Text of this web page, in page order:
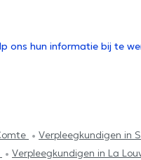
ons hun informatie bij te
Verpleegkundigen in
Verpleegkundigen in La